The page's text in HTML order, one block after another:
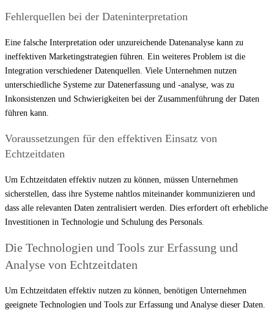
Fehlerquellen bei der Dateninterpretation
Eine falsche Interpretation oder unzureichende Datenanalyse kann zu
ineffektiven Marketingstrategien führen. Ein weiteres Problem ist die
Integration verschiedener Datenquellen. Viele Unternehmen nutzen
unterschiedliche Systeme zur Datenerfassung und -analyse, was zu
Inkonsistenzen und Schwierigkeiten bei der Zusammenführung der Daten
führen kann.
Voraussetzungen für den effektiven Einsatz von
Echtzeitdaten
Um Echtzeitdaten effektiv nutzen zu können, müssen Unternehmen
sicherstellen, dass ihre Systeme nahtlos miteinander kommunizieren und
dass alle relevanten Daten zentralisiert werden. Dies erfordert oft erhebliche
Investitionen in Technologie und Schulung des Personals.
Die Technologien und Tools zur Erfassung und
Analyse von Echtzeitdaten
Um Echtzeitdaten effektiv nutzen zu können, benötigen Unternehmen
geeignete Technologien und Tools zur Erfassung und Analyse dieser Daten.